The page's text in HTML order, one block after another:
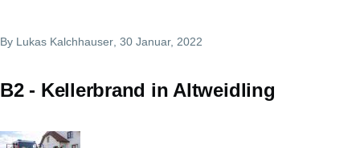
By Lukas Kalchhauser, 30 Januar, 2022
B2 - Kellerbrand in Altweidling